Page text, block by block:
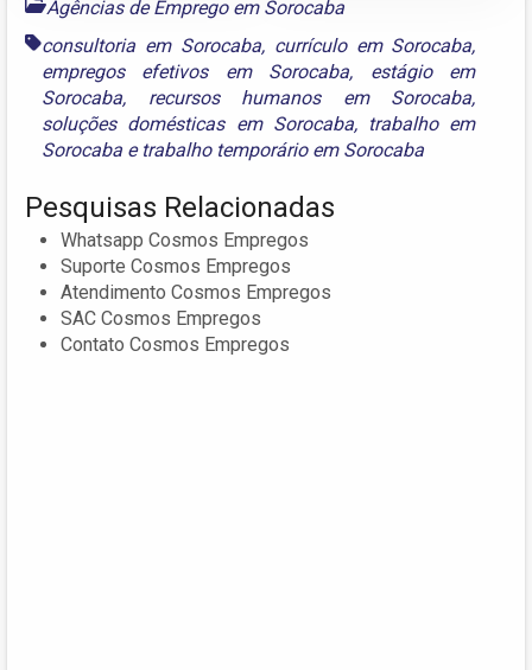
Agências de Emprego em Sorocaba
consultoria em Sorocaba, currículo em Sorocaba,
empregos efetivos em Sorocaba, estágio em
Sorocaba, recursos humanos em Sorocaba,
soluções domésticas em Sorocaba, trabalho em
Sorocaba e trabalho temporário em Sorocaba
Pesquisas Relacionadas
Whatsapp Cosmos Empregos
Suporte Cosmos Empregos
Atendimento Cosmos Empregos
SAC Cosmos Empregos
Contato Cosmos Empregos